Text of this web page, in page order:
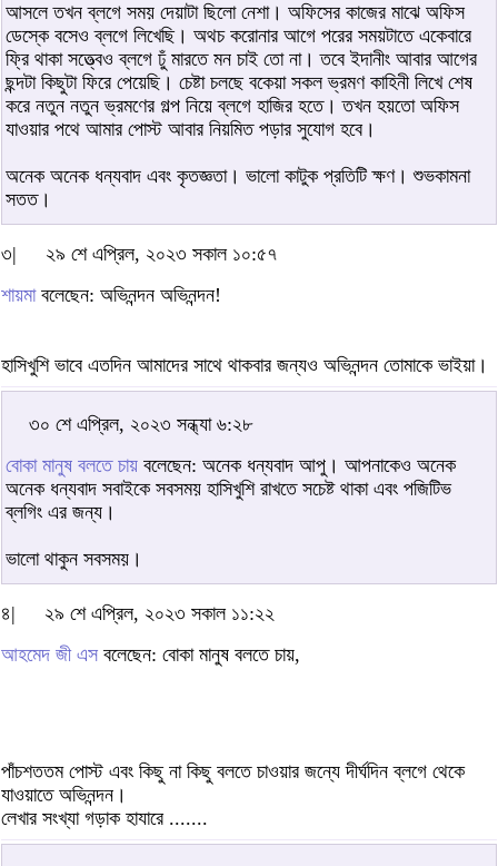
আসলে তখন ব্লগে সময় দেয়াটা ছিলো নেশা। অফিসের কাজের মাঝে অফিস
ডেস্কে বসেও ব্লগে লিখেছি। অথচ করোনার আগে পরের সময়টাতে একেবারে
ফ্রি থাকা সত্ত্বেও ব্লগে ঢুঁ মারতে মন চাই তো না। তবে ইদানীং আবার আগের
ছন্দটা কিছুটা ফিরে পেয়েছি। চেষ্টা চলছে বকেয়া সকল ভ্রমণ কাহিনী লিখে শেষ
করে নতুন নতুন ভ্রমণের গল্প নিয়ে ব্লগে হাজির হতে। তখন হয়তো অফিস
যাওয়ার পথে আমার পোস্ট আবার নিয়মিত পড়ার সুযোগ হবে।
অনেক অনেক ধন্যবাদ এবং কৃতজ্ঞতা। ভালো কাটুক প্রতিটি ক্ষণ। শুভকামনা
সতত।
৩|
২৯ শে এপ্রিল, ২০২৩ সকাল ১০:৫৭
শায়মাবলেছেন: অভিনন্দন অভিনন্দন!
হাসিখুশি ভাবে এতদিন আমাদের সাথে থাকবার জন্যও অভিনন্দন তোমাকে ভাইয়া।
৩০ শে এপ্রিল, ২০২৩ সন্ধ্যা ৬:২৮
বোকা মানুষ বলতে চায় বলেছেন: অনেক ধন্যবাদ আপু। আপনাকেও অনেক
অনেক ধন্যবাদ সবাইকে সবসময় হাসিখুশি রাখতে সচেষ্ট থাকা এবং পজিটিভ
ব্লগিং এর জন্য।
ভালো থাকুন সবসময়।
৪|
২৯ শে এপ্রিল, ২০২৩ সকাল ১১:২২
আহমেদ জী এস বলেছেন: বোকা মানুষ বলতে চায়,
পাঁচশততম পোস্ট এবং কিছু না কিছু বলতে চাওয়ার জন্যে দীর্ঘদিন ব্লগে থেকে
যাওয়াতে অভিনন্দন।
লেখার সংখ্যা গড়াক হাযারে .......